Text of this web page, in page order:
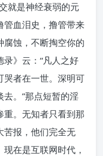
就是神经衰弱的元
管血泪史，撸管带来
腐蚀，不断掏空你的
》云：“凡人之好
哭者在一世。深明可
。”那点短暂的淫
重。无知者只看到那
苦报，他们完全无
在是互联网时代，